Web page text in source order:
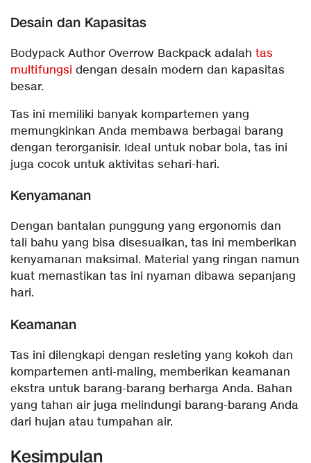
Desain dan Kapasitas
Bodypack Author Overrow Backpack adalah tas
multifungsi dengan desain modern dan kapasitas
besar.
Tas ini memiliki banyak kompartemen yang
memungkinkan Anda membawa berbagai barang
dengan terorganisir. Ideal untuk nobar bola, tas ini
juga cocok untuk aktivitas sehari-hari.
Kenyamanan
Dengan bantalan punggung yang ergonomis dan
tali bahu yang bisa disesuaikan, tas ini memberikan
kenyamanan maksimal. Material yang ringan namun
kuat memastikan tas ini nyaman dibawa sepanjang
hari.
Keamanan
Tas ini dilengkapi dengan resleting yang kokoh dan
kompartemen anti-maling, memberikan keamanan
ekstra untuk barang-barang berharga Anda. Bahan
yang tahan air juga melindungi barang-barang Anda
dari hujan atau tumpahan air.
Kesimpulan